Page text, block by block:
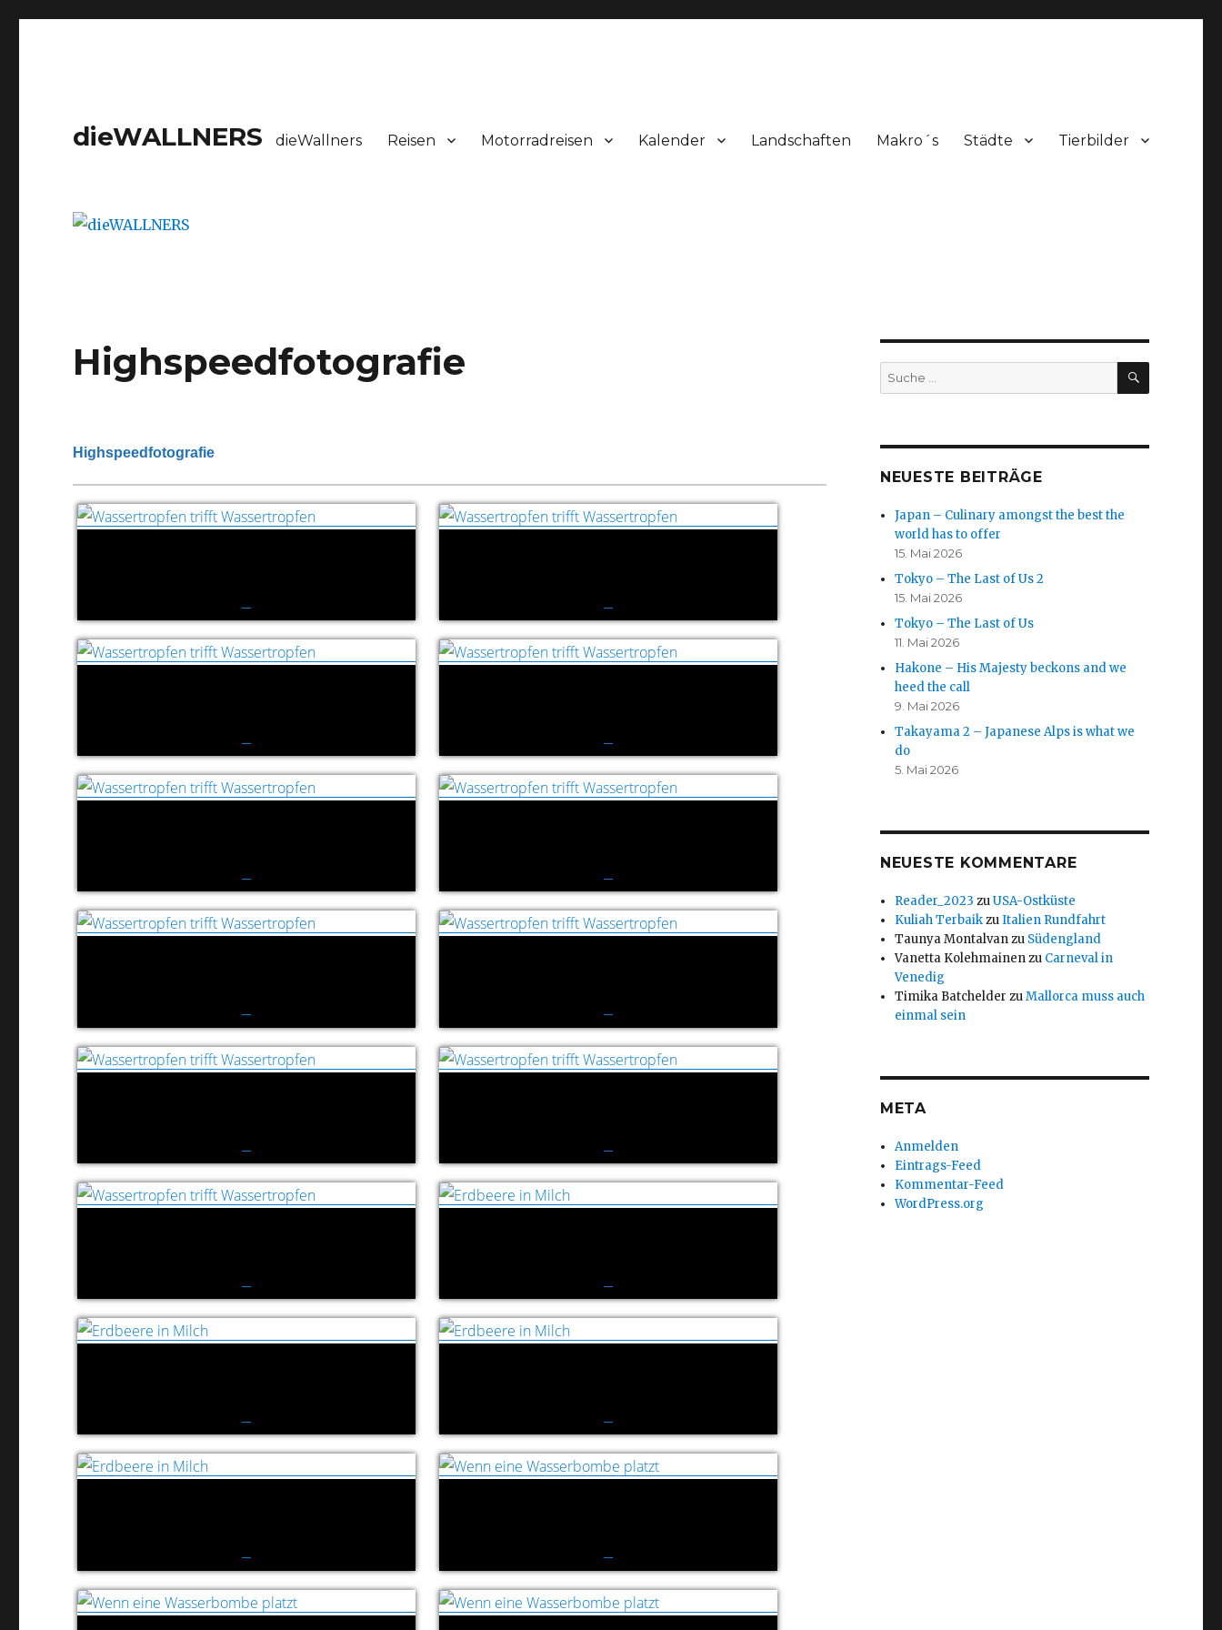
dieWALLNERS dieWallners Reisen Motorradreisen Kalender Landschaften Makro´s Städte Tierbilder
Highspeedfotografie
Highspeedfotografie
Suche
nach:
SUCHEN
NEUESTE BEITRÄGE
Japan – Culinary amongst the best the
world has to offer
15. Mai 2026
Tokyo – The Last of Us 2
15. Mai 2026
Tokyo – The Last of Us
11. Mai 2026
Hakone – His Majesty beckons and we
heed the call
9. Mai 2026
Takayama 2 – Japanese Alps is what we
do
5. Mai 2026
NEUESTE KOMMENTARE
Reader_2023 zuUSA-Ostküste
Kuliah TerbaikzuItalien Rundfahrt
Taunya Montalvanzu Südengland
Vanetta Kolehmainenzu Carneval in
Venedig
Timika Batchelder zuMallorca muss auch
einmal sein
META
Anmelden
Eintrags-Feed
Kommentar-Feed
WordPress.org